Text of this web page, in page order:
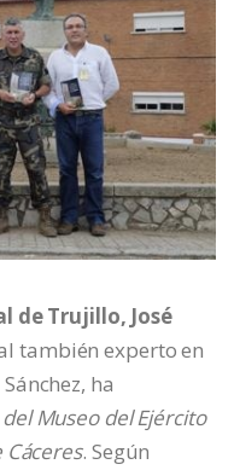
de Trujillo, José
también experto en
ha
Museo del Ejército
Cáceres. Según